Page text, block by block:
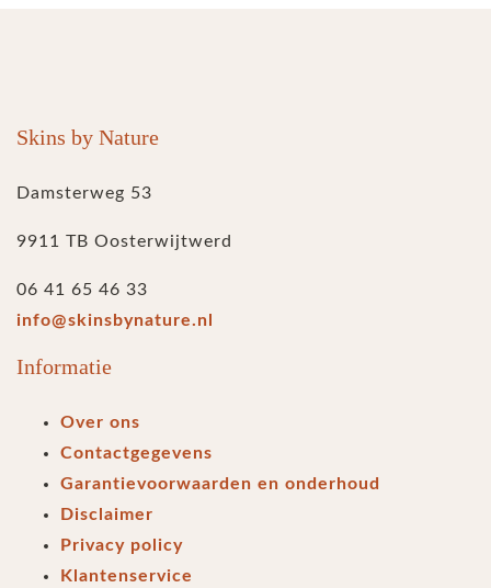
Skins by Nature
Damsterweg 53
9911 TB Oosterwijtwerd
06 41 65 46 33
info@skinsbynature.nl
Informatie
Over ons
Contactgegevens
Garantievoorwaarden en onderhoud
Disclaimer
Privacy policy
Klantenservice